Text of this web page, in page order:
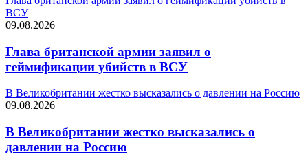
ВСУ
09.08.2026
Глава британской армии заявил о
геймификации убийств в ВСУ
В Великобритании жестко высказались о давлении на Россию
09.08.2026
В Великобритании жестко высказались о
давлении на Россию